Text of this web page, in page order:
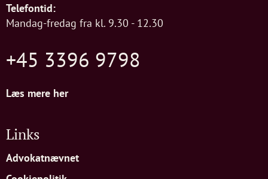
Telefontid:
Mandag-fredag fra kl. 9.30 - 12.30
+45 3396 9798
Læs mere her
Links
Advokatnævnet